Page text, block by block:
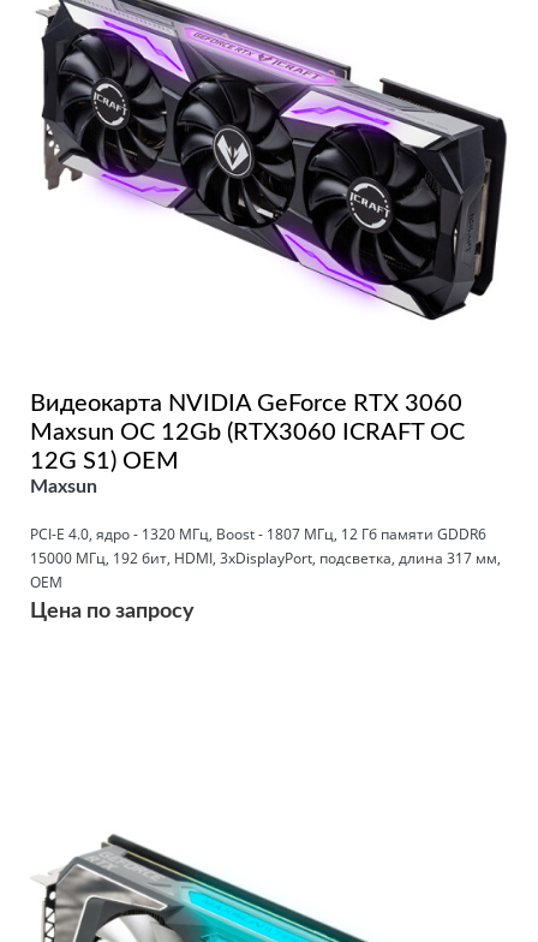
Видеокарта NVIDIA GeForce RTX 3060
Maxsun OC 12Gb (RTX3060 ICRAFT OC
12G S1) OEM
Maxsun
PCI-E 4.0, ядро - 1320 МГц, Boost - 1807 МГц, 12 Гб памяти GDDR6
15000 МГц, 192 бит, HDMI, 3xDisplayPort, подсветка, длина 317 мм,
OEM
Цена по запросу